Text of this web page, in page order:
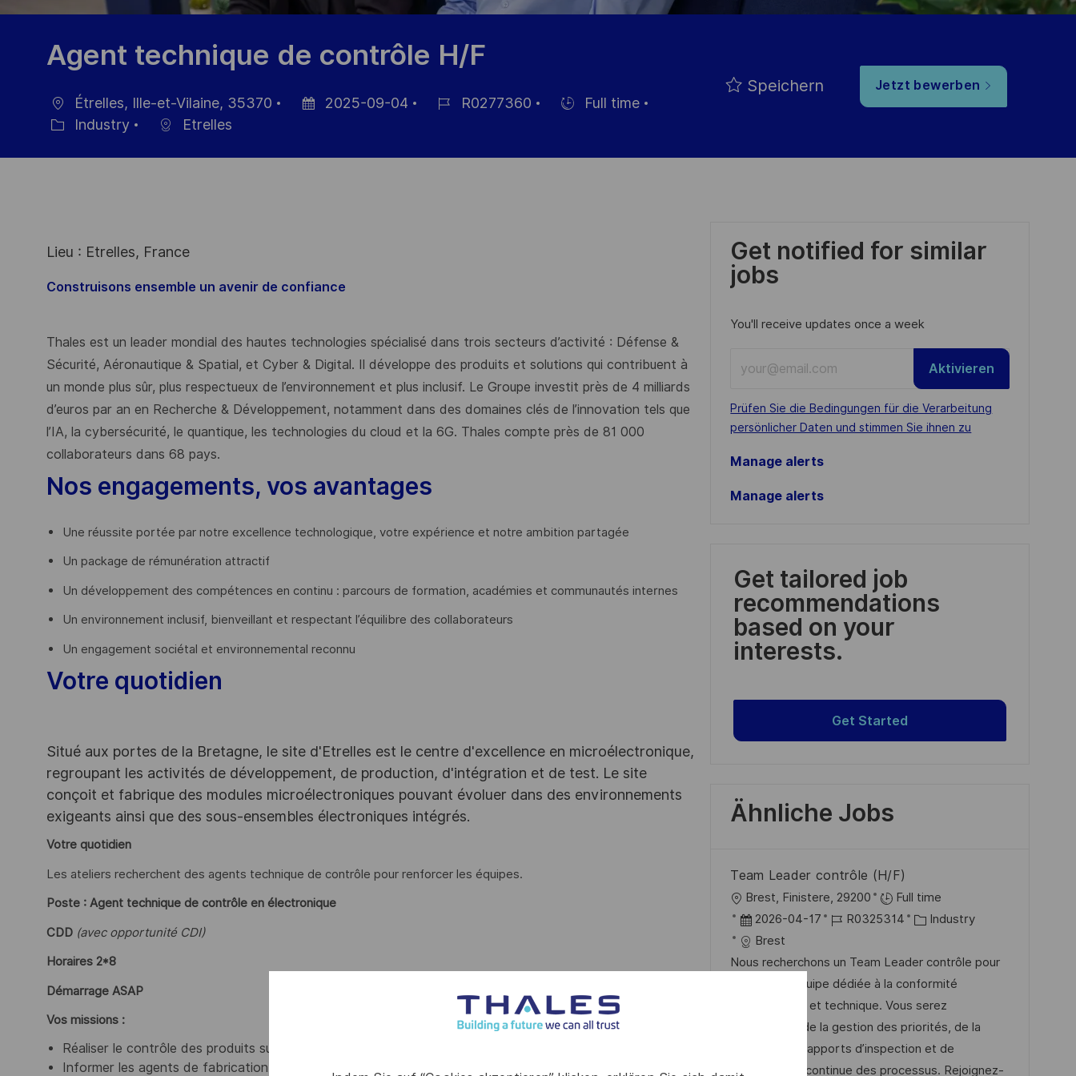
Agent technique de contrôle H/F
Ort
Étrelles, Ille-et-Vilaine, 35370
Veröffentlichung
2025-09-04
R0277360
Full time
Industry Etrelles
Speichern Jetzt bewerben
Lieu : Etrelles, France
Construisons ensemble un avenir de confiance
Thales est un leader mondial des hautes technologies spécialisé dans trois secteurs d’activité : Défense &
Sécurité, Aéronautique & Spatial, et Cyber & Digital. Il développe des produits et solutions qui contribuent à
un monde plus sûr, plus respectueux de l’environnement et plus inclusif. Le Groupe investit près de 4 milliards
d’euros par an en Recherche & Développement, notamment dans des domaines clés de l’innovation tels que
l’IA, la cybersécurité, le quantique, les technologies du cloud et la 6G. Thales compte près de 81 000
collaborateurs dans 68 pays.
Nos engagements, vos avantages
Une réussite portée par notre excellence technologique, votre expérience et notre ambition partagée
Un package de rémunération attractif
Un développement des compétences en continu : parcours de formation, académies et communautés internes
Un environnement inclusif, bienveillant et respectant l’équilibre des collaborateurs
Un engagement sociétal et environnemental reconnu
Votre quotidien
Situé aux portes de la Bretagne, le site d'Etrelles est le centre d'excellence en microélectronique,
regroupant les activités de développement, de production, d'intégration et de test. Le site
conçoit et fabrique des modules microélectroniques pouvant évoluer dans des environnements
exigeants ainsi que des sous-ensembles électroniques intégrés.
Votre quotidien
Les ateliers recherchent des agents technique de contrôle pour renforcer les équipes.
Poste : Agent technique de contrôle en électronique
CDD (avec opportunité CDI)
Horaires 2*8
Démarrage ASAP
Vos missions :
Réaliser le contrôle des produits sur un aspect physique et documentaire.
Informer les agents de fabrication des défauts constatés.
Get notified for similar
jobs
You'll receive updates once a week
Email
address
(Required)
Required
Prüfen Sie die Bedingungen für die Verarbeitung
persönlicher Daten und stimmen Sie ihnen zu
Aktivieren
Manage alerts
Manage alerts
Get tailored job
recommendations
based on your
interests.
Get Started
Ähnliche Jobs
Team Leader contrôle (H/F)
O
r
t
Brest, Finistere, 29200
Full time
D
a
t
2026-04-17
J
b
-
I
D
R0325314
K
t
e
g
o
r
i
Industry
Brest
Nous recherchons un Team Leader contrôle pour
piloter une équipe dédiée à la conformité
documentaire et technique. Vous serez
responsable de la gestion des priorités, de la
rédaction de rapports d’inspection et de
l'amélioration continue des processus. Rejoignez-